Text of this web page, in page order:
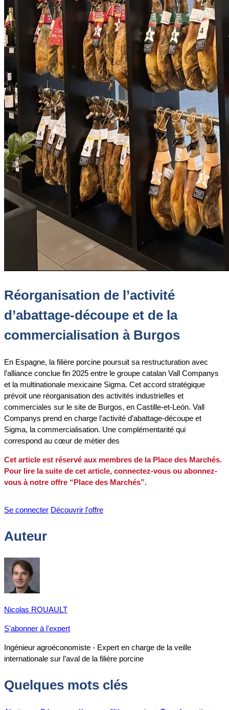
Réorganisation de l’activité
d’abattage-découpe et de la
commercialisation à Burgos
En Espagne, la filière porcine poursuit sa restructuration avec
l’alliance conclue fin 2025 entre le groupe catalan Vall Companys
et la multinationale mexicaine Sigma. Cet accord stratégique
prévoit une réorganisation des activités industrielles et
commerciales sur le site de Burgos, en Castille-et-León. Vall
Companys prend en charge l’activité d’abattage-découpe et
Sigma, la commercialisation. Une complémentarité qui
correspond au cœur de métier des
Cet article est réservé aux membres de la Place des Marchés.
Pour lire la suite de cet article, connectez-vous ou abonnez-
vous à notre offre “Place des Marchés”.
Se connecter Découvrir l'offre
Auteur
Nicolas ROUAULT
S'abonner à l'expert
Ingénieur agroéconomiste - Expert en charge de la veille
internationale sur l’aval de la filière porcine
Quelques mots clés